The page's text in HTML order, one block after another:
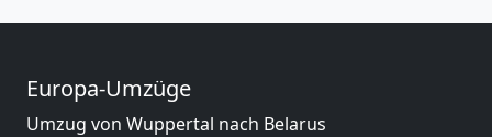
Europa-Umzüge
Umzug von Wuppertal nach Belarus